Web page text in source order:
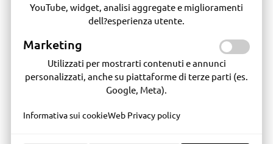
YouTube, widget, analisi aggregate e miglioramenti
dell?esperienza utente.
Marketing
Utilizzati per mostrarti contenuti e annunci
personalizzati, anche su piattaforme di terze parti (es.
Google, Meta).
Informativa sui cookie Web Privacy policy
PORTACANNE ACCESSORI PER LA PESCA